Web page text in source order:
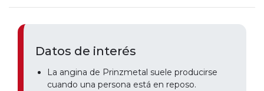
Datos de interés
La angina de Prinzmetal suele producirse
cuando una persona está en reposo.